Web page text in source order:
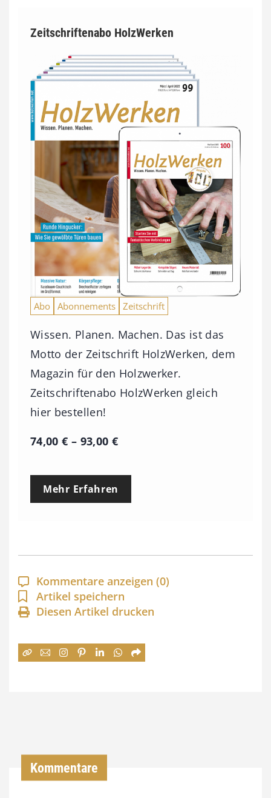
Zeitschriftenabo HolzWerken
Abo Abonnements Zeitschrift
Wissen. Planen. Machen. Das ist das
Motto der Zeitschrift HolzWerken, dem
Magazin für den Holzwerker.
Zeitschriftenabo HolzWerken gleich
hier bestellen!
74,00€ – 93,00 €P
e
p
a
n
n
:
Mehr Erfahren
Kommentare anzeigen (0)
Artikel speichern
Diesen Artikel drucken
Kommentare